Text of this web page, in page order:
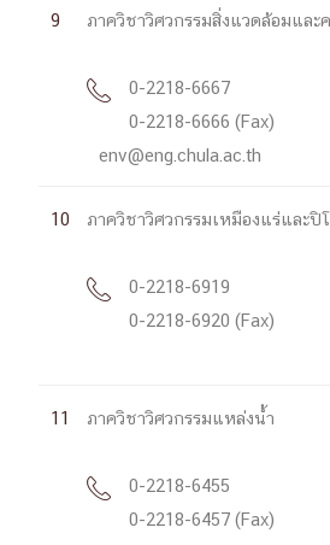
9 ภาควิชาวิศวกรรมสิ่งแวดล้อมและ

0-2218-6667
0-2218-6666 (Fax)
env@eng.chula.ac.th
10 ภาควิชาวิศวกรรมเหมืองแร่และปิ

0-2218-6919
0-2218-6920 (Fax)
11 ภาควิชาวิศวกรรมแหล่งน้ำ

0-2218-6455
0-2218-6457 (Fax)